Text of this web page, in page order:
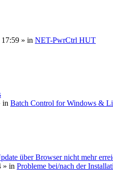
» in NET-PwrCtrl HUT
in Batch Control for Windows &
über Browser nicht mehr
» in Probleme bei/nach der